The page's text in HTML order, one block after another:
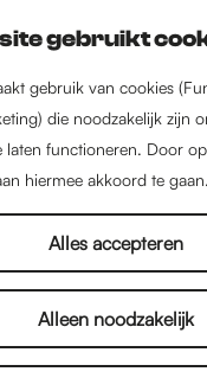
gebruikt
gebruik van cookies
die noodzakelijk zijn
laten functioneren. Door
hiermee akkoord te gaan.
Alles accepteren
Alleen noodzakelijk
Nijmegen-
Nijmegen-
Dukenburg
Lindenholt
Historie
De oudste
Nederland
Historische
Romeinse
Vrede van